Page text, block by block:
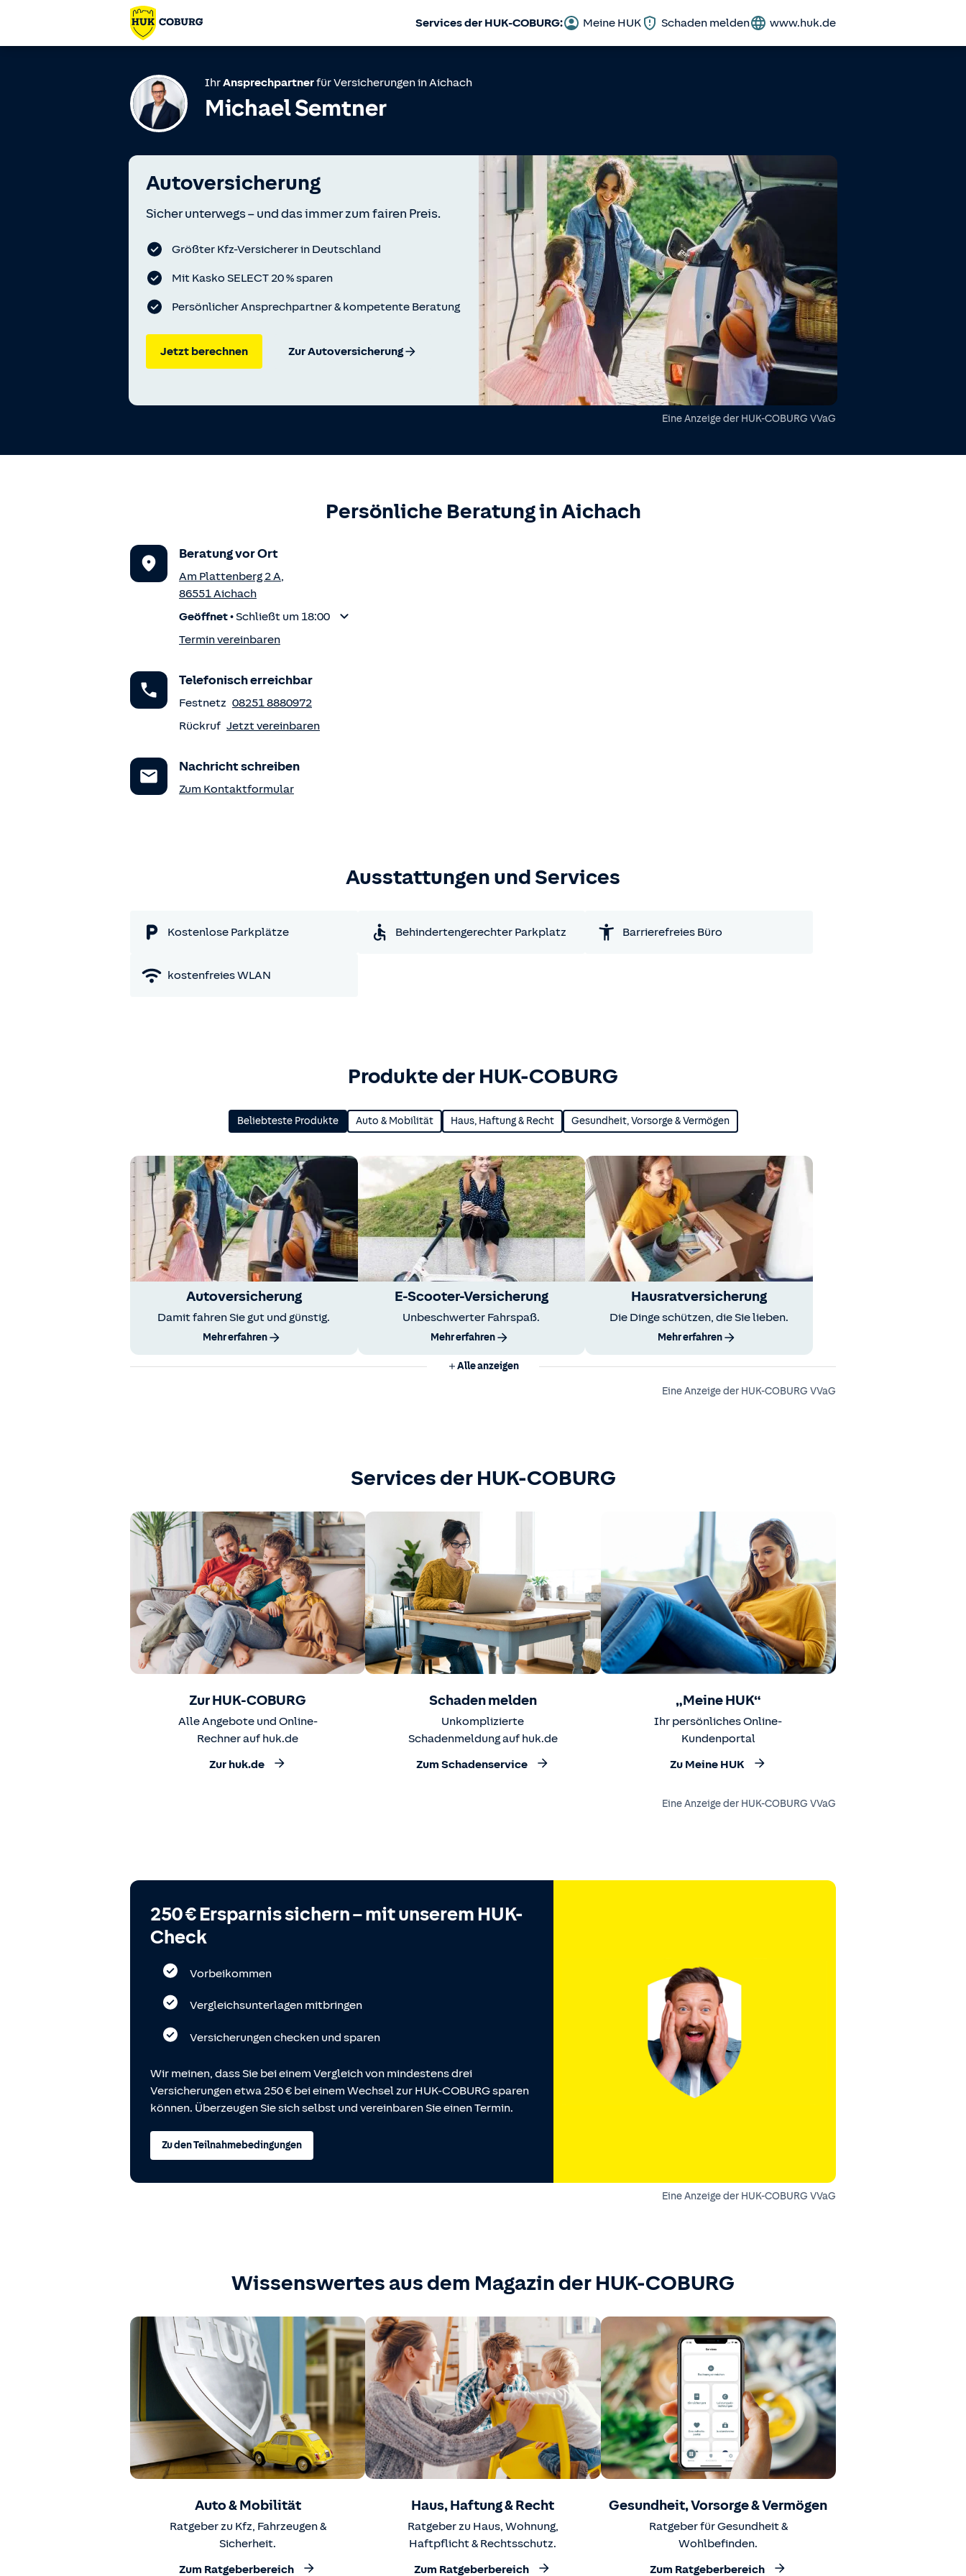
Services der HUK-COBURG: Meine HUK Schaden melden www.huk.de
IhrAnsprechpartnerfür Versicherungen inAichach
Michael Semtner
Autoversicherung
Sicher unterwegs – und das immer zum fairen Preis.
Größter Kfz-Versicherer in Deutschland
Mit Kasko SELECT 20 % sparen
Persönlicher Ansprechpartner & kompetente Beratung
Jetzt berechnen Zur Autoversicherung
Eine Anzeige der HUK-COBURG VVaG
Persönliche Beratung inAichach
Beratung vor Ort
Am Plattenberg 2 A,
86551Aichach
Geöffnet•Schließt um 18:00
Termin vereinbaren
Telefonisch erreichbar
Festnetz 08251 8880972
Rückruf Jetzt vereinbaren
Nachricht schreiben
Zum Kontaktformular
Ausstattungen und Services
Kostenlose Parkplätze Behindertengerechter Parkplatz Barrierefreies Büro
kostenfreies WLAN
Produkte der HUK-COBURG
Beliebteste Produkte Auto & Mobilität Haus, Haftung & Recht Gesundheit, Vorsorge & Vermögen
Autoversicherung
Damit fahren Sie gut und günstig.
Mehr erfahren
E-Scooter-Versicherung
Unbeschwerter Fahrspaß.
Mehr erfahren
Hausratversicherung
Die Dinge schützen, die Sie lieben.
Mehr erfahren
Alle anzeigen
Eine Anzeige der HUK-COBURG VVaG
Services der HUK-COBURG
Zur HUK-COBURG
Alle Angebote und Online-
Rechner auf huk.de
Zur huk.de
Schaden melden
Unkomplizierte
Schadenmeldung auf huk.de
Zum Schadenservice
„Meine HUK“
Ihr persönliches Online-
Kundenportal
Zu Meine HUK
Eine Anzeige der HUK-COBURG VVaG
250 € Ersparnis sichern – mit unserem HUK-
Check
Vorbeikommen
Vergleichsunterlagen mitbringen
Versicherungen checken und sparen
Wir meinen, dass Sie bei einem Vergleich von mindestens drei
Versicherungen etwa 250 € bei einem Wechsel zur HUK-COBURG sparen
können. Überzeugen Sie sich selbst und vereinbaren Sie einen Termin.
Zu den Teilnahmebedingungen
Eine Anzeige der HUK-COBURG VVaG
Wissenswertes aus dem Magazin der HUK-COBURG
Auto & Mobilität
Ratgeber zu Kfz, Fahrzeugen &
Sicherheit.
Zum Ratgeberbereich
Haus, Haftung & Recht
Ratgeber zu Haus, Wohnung,
Haftpflicht & Rechtsschutz.
Zum Ratgeberbereich
Gesundheit, Vorsorge & Vermögen
Ratgeber für Gesundheit &
Wohlbefinden.
Zum Ratgeberbereich